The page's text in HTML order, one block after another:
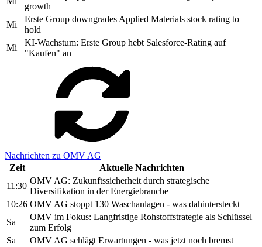
growth
Mi
Erste Group downgrades Applied Materials stock rating to
hold
Mi
KI-Wachstum: Erste Group hebt Salesforce-Rating auf
"Kaufen" an
Nachrichten zu OMV AG
Zeit
Aktuelle Nachrichten
11:30
OMV AG: Zukunftssicherheit durch strategische
Diversifikation in der Energiebranche
10:26 OMV AG stoppt 130 Waschanlagen - was dahintersteckt
Sa
OMV im Fokus: Langfristige Rohstoffstrategie als Schlüssel
zum Erfolg
Sa
OMV AG schlägt Erwartungen - was jetzt noch bremst